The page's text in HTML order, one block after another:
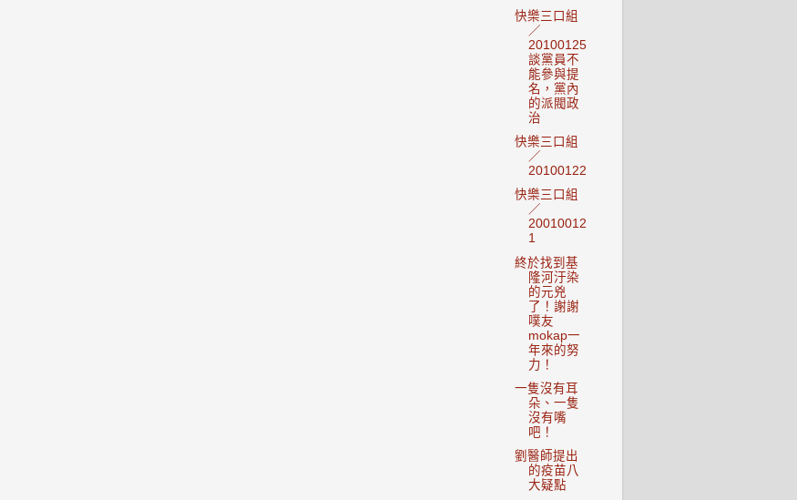
快樂三口組
／
20100125
談黨員不
能參與提
名，黨內
的派閥政
治
快樂三口組
／
20100122
快樂三口組
／
20010012
1
終於找到基
隆河汙染
的元兇
了！謝謝
噗友
mokap一
年來的努
力！
一隻沒有耳
朵、一隻
沒有嘴
吧！
劉醫師提出
的疫苗八
大疑點